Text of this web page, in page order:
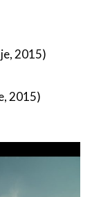
2015)
2015)